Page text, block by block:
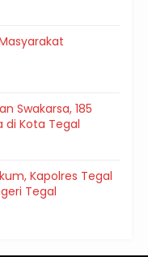
Swakarsa, 185
di Kota Tegal
Kapolres Tegal
Tegal